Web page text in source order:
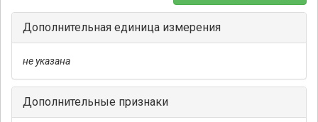
Дополнительная единица измерения
не указана
Дополнительные признаки